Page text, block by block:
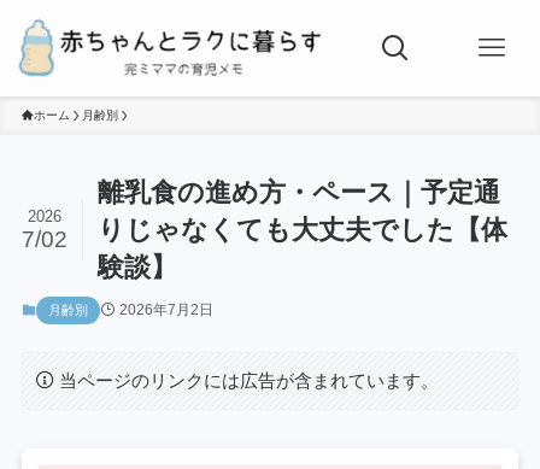
ホーム 月齢別
離乳食の進め方・ペース｜予定通
りじゃなくても大丈夫でした【体
験談】
2026
7/02
月齢別 2026年7月2日
当ページのリンクには広告が含まれています。